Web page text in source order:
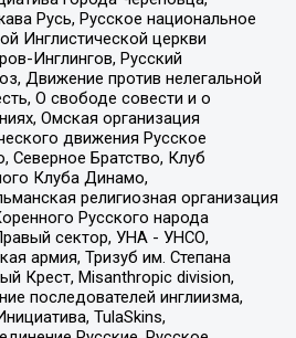
Русь, Русское национальное
Инглистической церкви
Инглингов, Русский
Движение против нелегальной
О свободе совести и о
Омская организация
движения Русское
Северное Братство, Клуб
Клуба Динамо,
религиозная организация
Русского народа
сектор, УНА - УНСО,
армия, Тризуб им. Степана
Крест, Misanthropic division,
последователей инглиизма,
TulaSkins,